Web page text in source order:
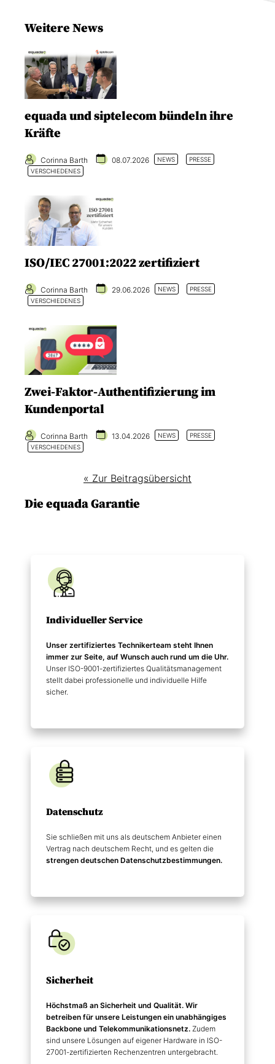
Weitere News
equada und siptelecom bündeln ihre
Kräfte
Corinna Barth 08.07.2026 NEWS
PRESSE
VERSCHIEDENES
ISO/IEC 27001:2022 zertifiziert
Corinna Barth 29.06.2026 NEWS
PRESSE
VERSCHIEDENES
Zwei-Faktor-Authentifizierung im
Kundenportal
Corinna Barth 13.04.2026 NEWS
PRESSE
VERSCHIEDENES
« Zur Beitragsübersicht
Die equada Garantie
Individueller Service
Unser zertifiziertes Technikerteam steht Ihnen
immer zur Seite, auf Wunsch auch rund um die Uhr.
Unser ISO-9001-zertifiziertes Qualitätsmanagement
stellt dabei professionelle und individuelle Hilfe
sicher.
Datenschutz
Sie schließen mit uns als deutschem Anbieter einen
Vertrag nach deutschem Recht, und es gelten die
strengen deutschen Datenschutz­bestimmungen.
Sicherheit
Höchstmaß an Sicherheit und Qualität. Wir
betreiben für unsere Leistungen ein unabhängiges
Backbone und Telekommunikations­netz. Zudem
sind unsere Lösungen auf eigener Hardware in ISO-
27001-zertifizierten Rechenzentren untergebracht.